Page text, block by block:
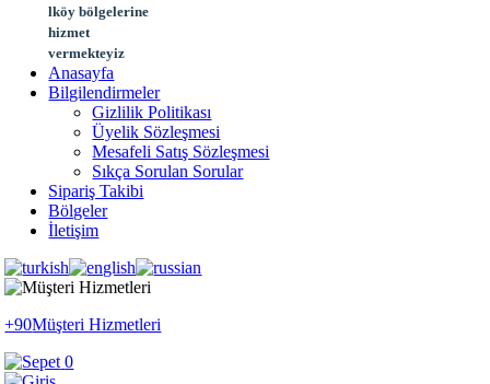
lköy bölgelerine
hizmet
vermekteyiz
Anasayfa
Bilgilendirmeler
Gizlilik Politikası
Üyelik Sözleşmesi
Mesafeli Satış Sözleşmesi
Sıkça Sorulan Sorular
Sipariş Takibi
Bölgeler
İletişim
+90Müşteri Hizmetleri
0